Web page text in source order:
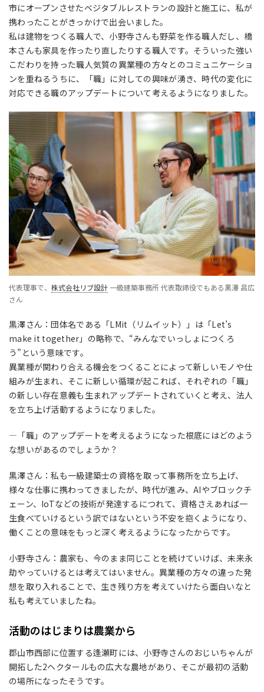
市にオープンさせたベジタブルレストランの設計と施工に、私が
携わったことがきっかけで出会いました。
私は建物をつくる職人で、小野寺さんも野菜を作る職人だし、橋
本さんも家具を作ったり直したりする職人です。そういった強い
こだわりを持った職人気質の異業種の方々とのコミュニケーショ
ンを重ねるうちに、「職」に対しての興味が湧き、時代の変化に
対応できる職のアップデートについて考えるようになりました。
代表理事で、 株式会社リブ設計 一級建築事務所 代表取締役でもある黒澤 昌広
さん
黒澤さん：団体名である「LMit（リムイット）」は「Let’s
make it together」の略称で、“みんなでいっしょにつくろ
う”という意味です。
異業種が関わり合える機会をつくることによって新しいモノや仕
組みが生まれ、そこに新しい循環が起これば、それぞれの「職」
の新しい存在意義も生まれアップデートされていくと考え、法人
を立ち上げ活動するようになりました。
―「職」のアップデートを考えるようになった根底にはどのよう
な想いがあるのでしょうか？
黒澤さん：私も一級建築士の資格を取って事務所を立ち上げ、
様々な仕事に携わってきましたが、時代が進み、AIやブロックチ
ェーン、IoTなどの技術が発達するにつれて、資格さえあれば一
生食べていけるという訳ではないという不安を抱くようになり、
働くことの意味をもっと深く考えるようになったからです。
小野寺さん：農家も、今のまま同じことを続けていけば、未来永
劫やっていけるとは考えてはいません。異業種の方々の違った発
想を取り入れることで、生き残り方を考えていけたら面白いなと
私も考えていましたね。
活動のはじまりは農業から
郡山市西部に位置する逢瀬町には、小野寺さんのおじいちゃんが
開拓した2ヘクタールもの広大な農地があり、そこが最初の活動
の場所になったそうです。